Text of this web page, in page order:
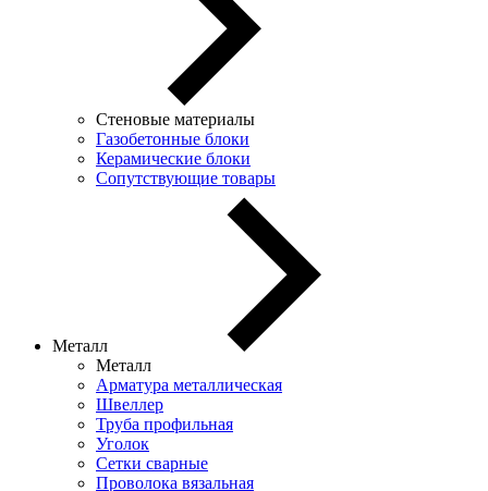
Стеновые материалы
Газобетонные блоки
Керамические блоки
Сопутствующие товары
Металл
Металл
Арматура металлическая
Швеллер
Труба профильная
Уголок
Сетки сварные
Проволока вязальная